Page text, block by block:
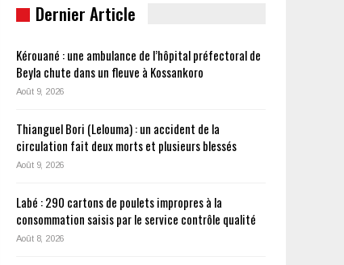
Dernier Article
Kérouané : une ambulance de l’hôpital préfectoral de
Beyla chute dans un fleuve à Kossankoro
Août 9, 2026
Thianguel Bori (Lelouma) : un accident de la
circulation fait deux morts et plusieurs blessés
Août 9, 2026
Labé : 290 cartons de poulets impropres à la
consommation saisis par le service contrôle qualité
Août 8, 2026